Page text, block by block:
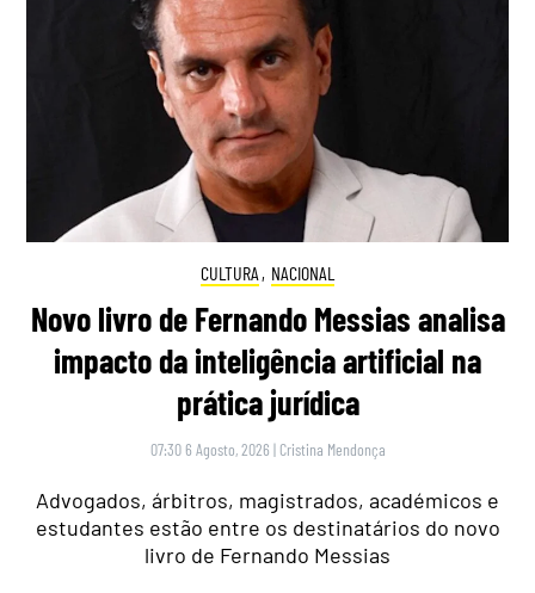
CULTURA , NACIONAL
Novo livro de Fernando Messias analisa
impacto da inteligência artificial na
prática jurídica
07:30 6 Agosto, 2026 | Cristina Mendonça
Advogados, árbitros, magistrados, académicos e
estudantes estão entre os destinatários do novo
livro de Fernando Messias